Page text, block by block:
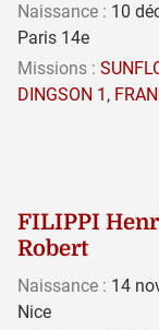
Naissance : 10
Paris 14e
Missions :
DINGSON 1 ,
FILIPPI
Robert
Naissance : 14
Nice